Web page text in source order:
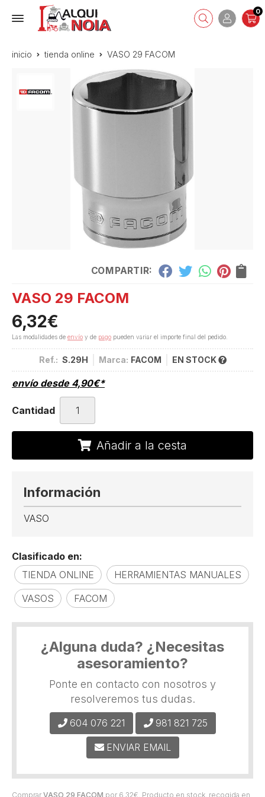
0
inicio tienda online VASO 29 FACOM
COMPARTIR:
VASO 29 FACOM
6,32€
Las modalidades de envío y de pago pueden variar el importe final del pedido.
Ref.: S.29H Marca: FACOM EN STOCK
envío desde 4,90€*
Cantidad
Añadir a la cesta
Comprar VASO 29 FACOM por 6,32€ . Producto en stock, recogida en
Información
VASO
Clasificado en:
TIENDA ONLINE
HERRAMIENTAS MANUALES
VASOS
FACOM
¿Alguna duda? ¿Necesitas
asesoramiento?
Ponte en contacto con nosotros y
resolveremos tus dudas.
604 076 221 981 821 725
ENVIAR EMAIL